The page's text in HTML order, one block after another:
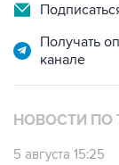
Получать
канале
НОВОСТИ ПО
5 августа 15:25